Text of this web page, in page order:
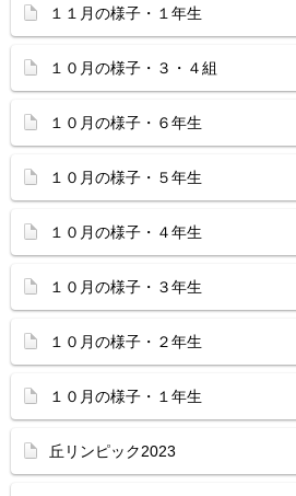
１１月の様子・１年生
１０月の様子・３・４組
１０月の様子・６年生
１０月の様子・５年生
１０月の様子・４年生
１０月の様子・３年生
１０月の様子・２年生
１０月の様子・１年生
丘リンピック2023